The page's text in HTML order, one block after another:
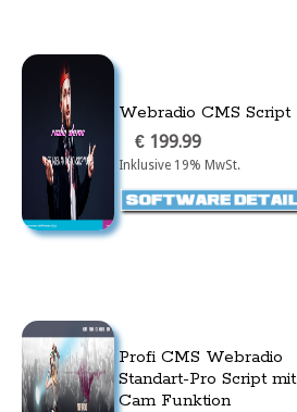
Webradio CMS Script
€ 199.99
Inklusive 19% MwSt.
Profi CMS Webradio
Standart-Pro Script mit
Cam Funktion